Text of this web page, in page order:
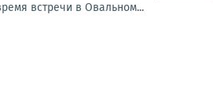
встречи в Овальном...